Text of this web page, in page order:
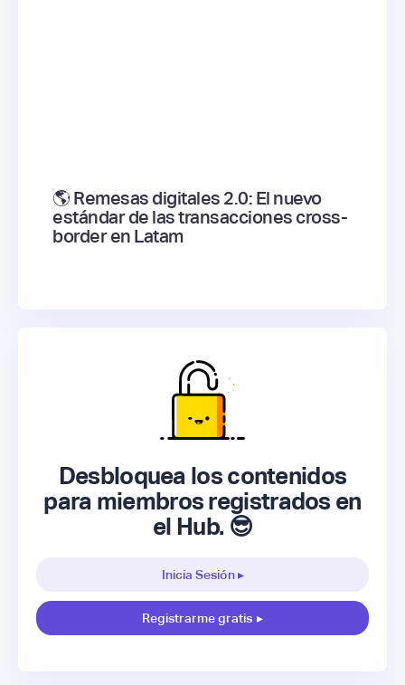
🌎 Remesas digitales 2.0: El nuevo
estándar de las transacciones cross-
border en Latam
Desbloquea los contenidos
para miembros registrados en
el Hub. 😎
Inicia Sesión ▸
Registrarme gratis ▸